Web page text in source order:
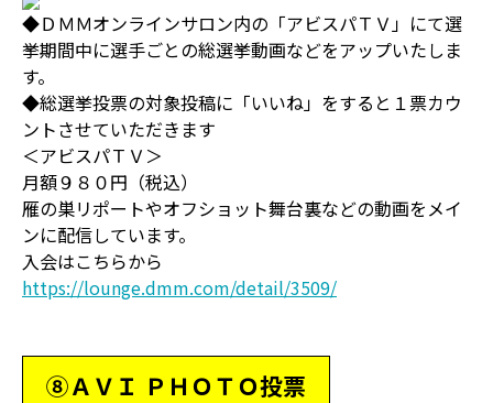
◆ＤＭＭオンラインサロン内の「アビスパＴＶ」にて選
挙期間中に選手ごとの総選挙動画などをアップいたしま
す。
◆総選挙投票の対象投稿に「いいね」をすると１票カウ
ントさせていただきます
＜アビスパＴＶ＞
月額９８０円（税込）
雁の巣リポートやオフショット舞台裏などの動画をメイ
ンに配信しています。
入会はこちらから
https://lounge.dmm.com/detail/3509/
⑧ＡＶＩ ＰＨＯＴＯ投票